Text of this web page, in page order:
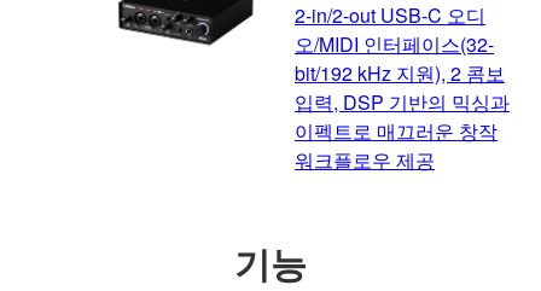
2-in/2-out USB-C 오디
오/MIDI 인터페이스(32-
bit/192 kHz 지원), 2 콤보
입력, DSP 기반의 믹싱과
이펙트로 매끄러운 창작
워크플로우 제공
기능